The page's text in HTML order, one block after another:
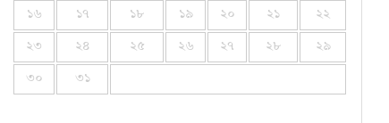
১৬ ১৭ ১৮ ১৯ ২০ ২১ ২২
২৩ ২৪ ২৫ ২৬ ২৭ ২৮ ২৯
৩০ ৩১